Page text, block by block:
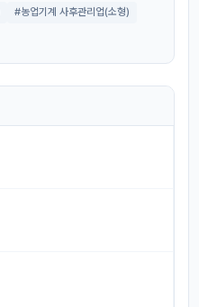
#농업기계 사후관리업(소형)